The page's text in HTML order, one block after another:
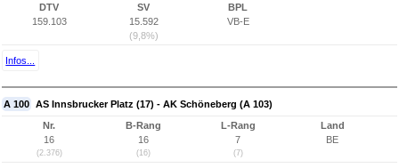
DTV
159.103
SV
15.592
(9,8%)
BPL
VB-E
Infos...
A 100 AS Innsbrucker Platz (17) - AK Schöneberg (A 103)
Nr.
16
(2.376)
B-Rang
16
(16)
L-Rang
7
(7)
Land
BE